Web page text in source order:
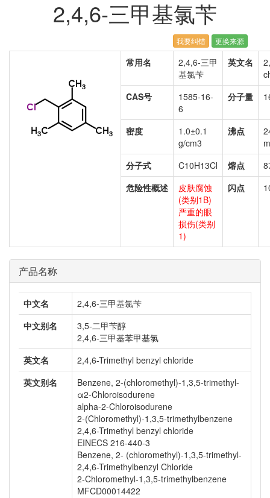
2,4,6-三甲基氯苄
我要纠错 更换来源
常用名
2,4,6-三甲
基氯苄
英文名
CAS号
1585-16-
6
分子量
密度
1.0±0.1
g/cm3
沸点
分子式
C10H13Cl 熔点
危险性概述
皮肤腐蚀
(类别1B)
严重的眼
损伤(类别
1)
闪点
产品名称
中文名
2,4,6-三甲基氯苄
中文别名
3,5-二甲苄醇
2,4,6-三甲基苯甲基氯
英文名
2,4,6-Trimethyl benzyl chloride
英文别名
Benzene, 2-(chloromethyl)-1,3,5-trimethyl-
α2-Chloroisodurene
alpha-2-Chloroisodurene
2-(Chloromethyl)-1,3,5-trimethylbenzene
2,4,6-Trimethyl benzyl chloride
EINECS 216-440-3
Benzene, 2- (chloromethyl)-1,3,5-trimethyl-
2,4,6-Trimethylbenzyl Chloride
2-Chloromethyl-1,3,5-trimethylbenzene
MFCD00014422